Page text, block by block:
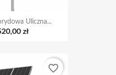
Uliczna...
zł
favorite_border